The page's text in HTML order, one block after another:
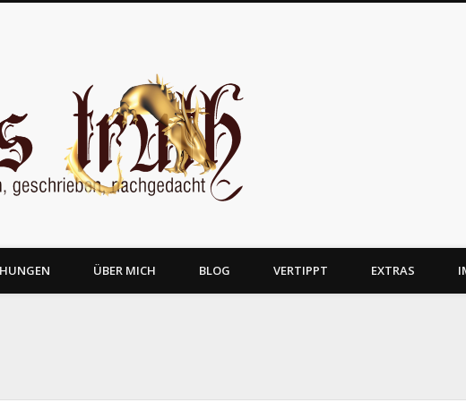
ÜBER MICH BLOG VERTIPPT EXTRAS